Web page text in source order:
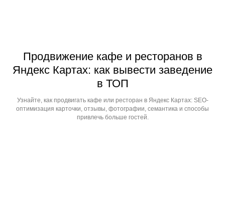
Продвижение кафе и ресторанов в
Яндекс Картах: как вывести заведение
в ТОП
Узнайте, как продвигать кафе или ресторан в Яндекс Картах: SEO-
оптимизация карточки, отзывы, фотографии, семантика и способы
привлечь больше гостей.